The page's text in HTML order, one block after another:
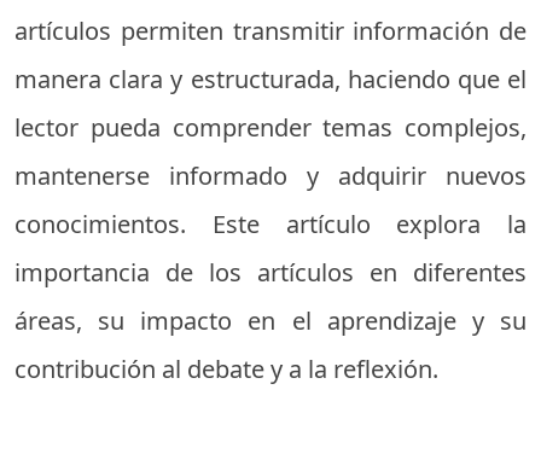
artículos permiten transmitir información de
manera clara y estructurada, haciendo que el
lector pueda comprender temas complejos,
mantenerse informado y adquirir nuevos
conocimientos. Este artículo explora la
importancia de los artículos en diferentes
áreas, su impacto en el aprendizaje y su
contribución al debate y a la reflexión.